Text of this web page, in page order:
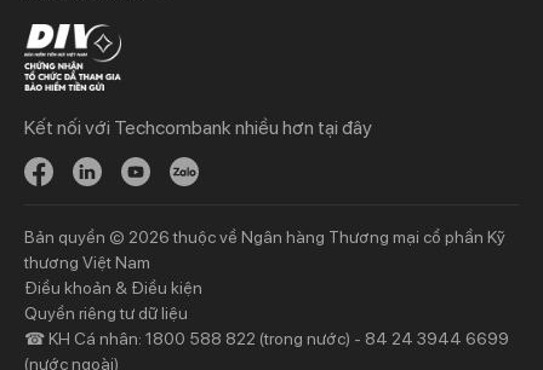
Chi tiêu
Tiết kiệm
Vay
Đầu tư
Bảo hiểm
Thông tin mới
Thương mại
Thông tin mới
Khách hàng ưu tiên
Dịch vụ khách hàng ưu tiên
Thông tin tài chính
Kết nối với Techcombank nhiều hơn tại đây
Bản quyền © 2026 thuộc về Ngân hàng Thương mại cổ phần Kỹ
thương Việt Nam
Điều khoản & Điều kiện
Quyền riêng tư dữ liệu
☎ KH Cá nhân: 1800 588 822 (trong nước) - 84 24 3944 6699
(nước ngoài)